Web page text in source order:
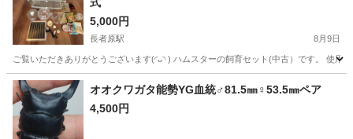
5,000円
長者原駅 8月9日
ご覧いただきありがとうございます(◜ᴗ◝ ) ハムスターの飼育セット(中古）です。 使
福岡 糟屋郡 長者原駅 その他
オオクワガタ能勢YG血統♂81.5㎜♀53.5㎜ペア
4,500円